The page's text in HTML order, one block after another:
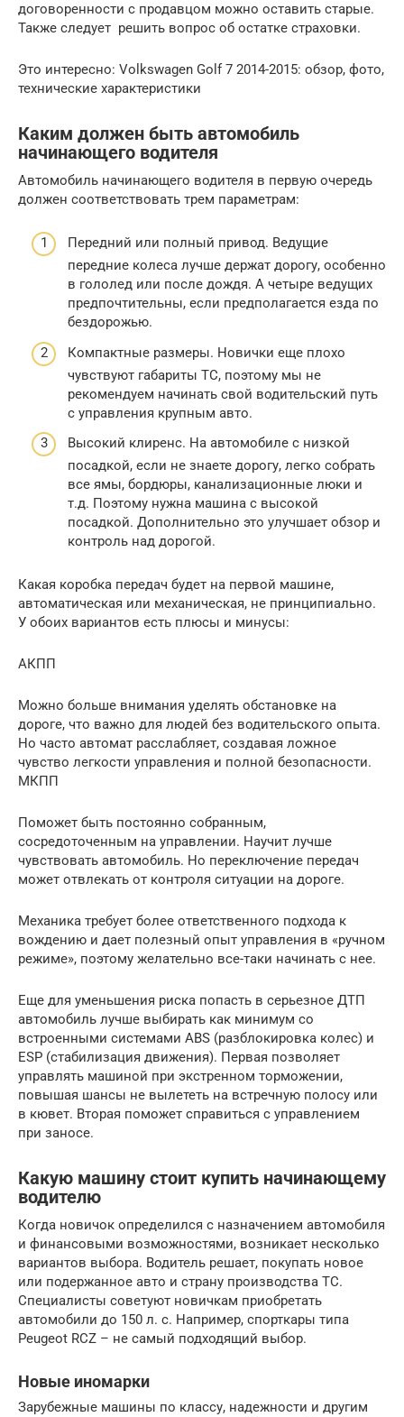
договоренности с продавцом можно оставить старые.
Также следует решить вопрос об остатке страховки.
Это интересно: Volkswagen Golf 7 2014-2015: обзор, фото,
технические характеристики
Каким должен быть автомобиль
начинающего водителя
Автомобиль начинающего водителя в первую очередь
должен соответствовать трем параметрам:
Передний или полный привод. Ведущие
передние колеса лучше держат дорогу, особенно
в гололед или после дождя. А четыре ведущих
предпочтительны, если предполагается езда по
бездорожью.
Компактные размеры. Новички еще плохо
чувствуют габариты ТС, поэтому мы не
рекомендуем начинать свой водительский путь
с управления крупным авто.
Высокий клиренс. На автомобиле с низкой
посадкой, если не знаете дорогу, легко собрать
все ямы, бордюры, канализационные люки и
т.д. Поэтому нужна машина с высокой
посадкой. Дополнительно это улучшает обзор и
контроль над дорогой.
Какая коробка передач будет на первой машине,
автоматическая или механическая, не принципиально.
У обоих вариантов есть плюсы и минусы:
АКПП
Можно больше внимания уделять обстановке на
дороге, что важно для людей без водительского опыта.
Но часто автомат расслабляет, создавая ложное
чувство легкости управления и полной безопасности.
МКПП
Поможет быть постоянно собранным,
сосредоточенным на управлении. Научит лучше
чувствовать автомобиль. Но переключение передач
может отвлекать от контроля ситуации на дороге.
Механика требует более ответственного подхода к
вождению и дает полезный опыт управления в «ручном
режиме», поэтому желательно все-таки начинать с нее.
Еще для уменьшения риска попасть в серьезное ДТП
автомобиль лучше выбирать как минимум со
встроенными системами ABS (разблокировка колес) и
ESP (стабилизация движения). Первая позволяет
управлять машиной при экстренном торможении,
повышая шансы не вылететь на встречную полосу или
в кювет. Вторая поможет справиться с управлением
при заносе.
Какую машину стоит купить начинающему
водителю
Когда новичок определился с назначением автомобиля
и финансовыми возможностями, возникает несколько
вариантов выбора. Водитель решает, покупать новое
или подержанное авто и страну производства ТС.
Специалисты советуют новичкам приобретать
автомобили до 150 л. с. Например, спорткары типа
Peugeot RCZ – не самый подходящий выбор.
Новые иномарки
Зарубежные машины по классу, надежности и другим